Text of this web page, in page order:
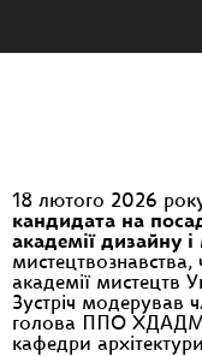
18 лютого 2026
кандидата на
академії дизайну і
академії мистецтв
Зустріч модерував
голова ППО
кафедри